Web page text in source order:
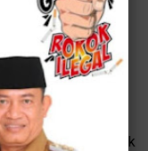
baik dan
yang diajukan oleh
inventarisasi
dengan
terkait. Pemkab
alternatif ini
yang diperlukan,
untuk pelaku tindak